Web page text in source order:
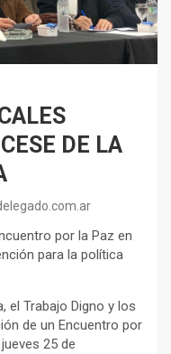
DE LA
por la Paz en
para la política
el Trabajo Digno y los
de un Encuentro por
25 de